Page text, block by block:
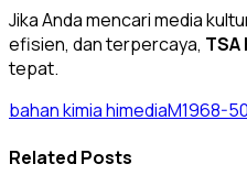
Jika Anda mencari media
efisien, dan terpercaya, TSA
tepat.
bahan kimia himediaM1968-
Related Posts